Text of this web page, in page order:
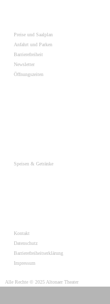
Preise und Saalplan
Anfahrt und Parken
Barrierefreiheit
Newsletter
Öffnungszeiten
Speisen & Getränke
Kontakt
Datenschutz
Barrierefreiheitserklärung
Impressum
Alle Rechte © 2025 Altonaer Theater